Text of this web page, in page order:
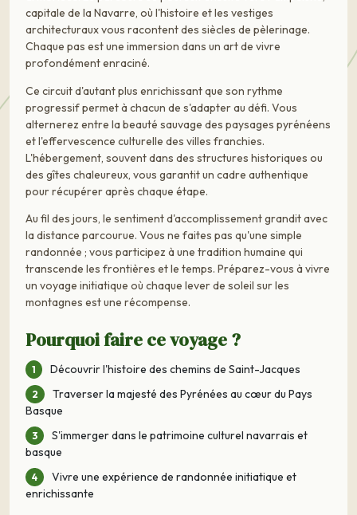
capitale de la Navarre, où l'histoire et les vestiges
architecturaux vous racontent des siècles de pèlerinage.
Chaque pas est une immersion dans un art de vivre
profondément enraciné.
Ce circuit d'autant plus enrichissant que son rythme
progressif permet à chacun de s'adapter au défi. Vous
alternerez entre la beauté sauvage des paysages pyrénéens
et l'effervescence culturelle des villes franchies.
L'hébergement, souvent dans des structures historiques ou
des gîtes chaleureux, vous garantit un cadre authentique
pour récupérer après chaque étape.
Au fil des jours, le sentiment d'accomplissement grandit avec
la distance parcourue. Vous ne faites pas qu'une simple
randonnée ; vous participez à une tradition humaine qui
transcende les frontières et le temps. Préparez-vous à vivre
un voyage initiatique où chaque lever de soleil sur les
montagnes est une récompense.
Pourquoi faire ce voyage ?
Découvrir l'histoire des chemins de Saint-Jacques
Traverser la majesté des Pyrénées au cœur du Pays
Basque
S'immerger dans le patrimoine culturel navarrais et
basque
Vivre une expérience de randonnée initiatique et
enrichissante